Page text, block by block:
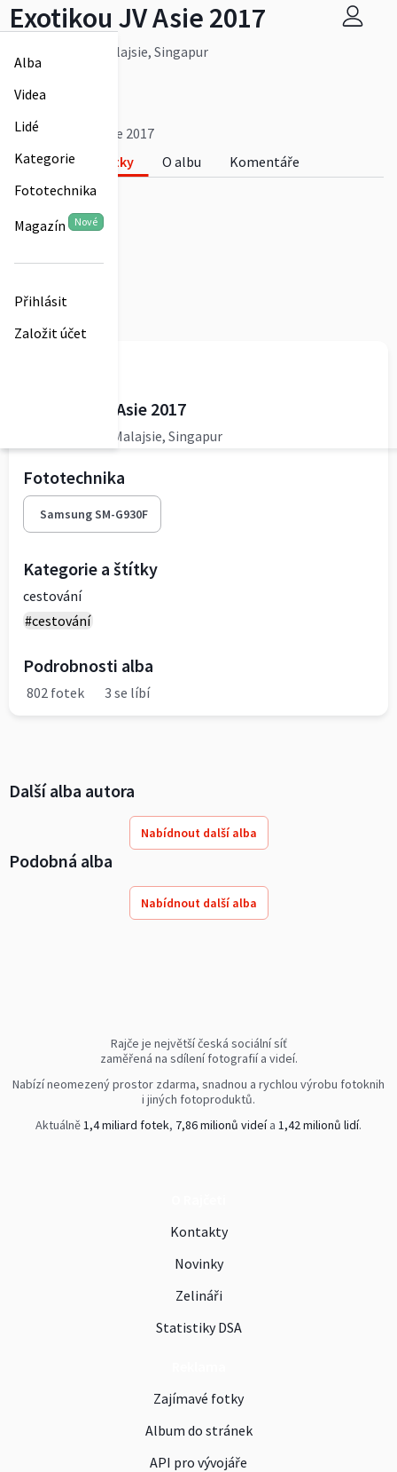
Alba
Videa
Lidé
Kategorie
Fototechnika
Magazín Nové
Přihlásit
Založit účet
Exotikou JV Asie 2017
Thajsko, Laos, Malajsie, Singapur
Více
Aleš Rajský
Exotikou JV Asie 2017
Fotky
O albu
Komentáře
0
Exotikou JV Asie 2017
Thajsko, Laos, Malajsie, Singapur
Fototechnika
Samsung SM-G930F
Kategorie a štítky
cestování
#cestování
Podrobnosti alba
802 fotek 3 se líbí
Další alba autora
Nabídnout další alba
Podobná alba
Nabídnout další alba
Rajče je největší česká sociální síť
zaměřená na sdílení fotografií a videí.
Nabízí neomezený prostor zdarma, snadnou a rychlou výrobu fotoknih
i jiných fotoproduktů.
Aktuálně1,4 miliard fotek, 7,86 milionů videía 1,42 milionů lidí.
Kontakty
Novinky
Zelináři
Statistiky DSA
Zajímavé fotky
Album do stránek
API pro vývojáře